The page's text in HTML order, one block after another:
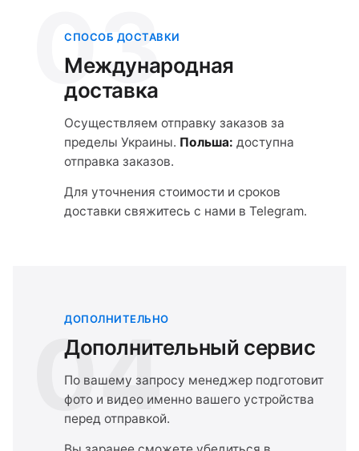
03
СПОСОБ ДОСТАВКИ
Международная
доставка
Осуществляем отправку заказов за
пределы Украины. Польша: доступна
отправка заказов.
Для уточнения стоимости и сроков
доставки свяжитесь с нами в Telegram.
04
ДОПОЛНИТЕЛЬНО
Дополнительный сервис
По вашему запросу менеджер подготовит
фото и видео именно вашего устройства
перед отправкой.